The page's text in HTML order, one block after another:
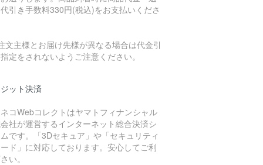
引き手数料330円(税込)をお支払いくださ
文主様とお届け先様が異なる場合は代金引
定をされないようご注意ください。
ット決済
コWebコレクトはヤマトフィナンシャル
社が運営するインターネット総合決済シ
です。「3Dセキュア」や「セキュリティ
ド」に対応しております。安心してご利
い。